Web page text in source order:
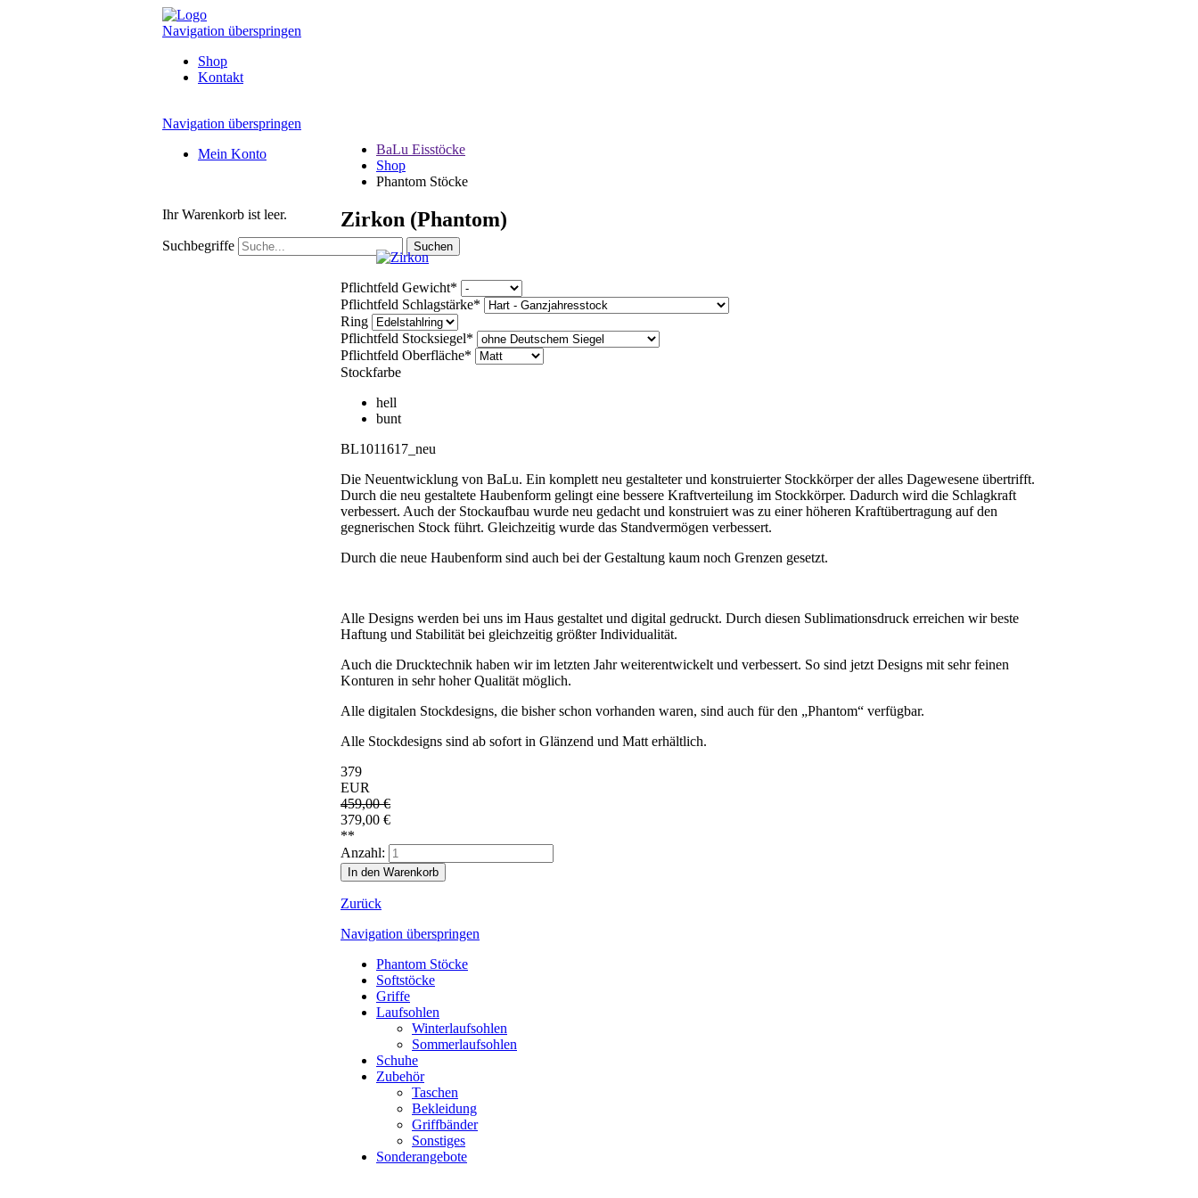
Navigation überspringen
Shop
Kontakt
Navigation überspringen
Mein Konto
Ihr Warenkorb ist leer.
Suchbegriffe
BaLu Eisstöcke
Shop
Phantom Stöcke
Zirkon (Phantom)
Pflichtfeld Gewicht*
Pflichtfeld Schlagstärke*
Ring
Pflichtfeld Stocksiegel*
Pflichtfeld Oberfläche*
Stockfarbe
hell
bunt
BL1011617_neu
Die Neuentwicklung von BaLu. Ein komplett neu gestalteter und konstruierter Stockkörper der alles Dagewesene übertrifft.
Durch die neu gestaltete Haubenform gelingt eine bessere Kraftverteilung im Stockkörper. Dadurch wird die Schlagkraft
verbessert. Auch der Stockaufbau wurde neu gedacht und konstruiert was zu einer höheren Kraftübertragung auf den
gegnerischen Stock führt. Gleichzeitig wurde das Standvermögen verbessert.
Durch die neue Haubenform sind auch bei der Gestaltung kaum noch Grenzen gesetzt.
Alle Designs werden bei uns im Haus gestaltet und digital gedruckt. Durch diesen Sublimationsdruck erreichen wir beste
Haftung und Stabilität bei gleichzeitig größter Individualität.
Auch die Drucktechnik haben wir im letzten Jahr weiterentwickelt und verbessert. So sind jetzt Designs mit sehr feinen
Konturen in sehr hoher Qualität möglich.
Alle digitalen Stockdesigns, die bisher schon vorhanden waren, sind auch für den „Phantom“ verfügbar.
Alle Stockdesigns sind ab sofort in Glänzend und Matt erhältlich.
379
EUR
459,00€
379,00 €
**
Anzahl:
Zurück
Navigation überspringen
Phantom Stöcke
Softstöcke
Griffe
Laufsohlen
Winterlaufsohlen
Sommerlaufsohlen
Schuhe
Zubehör
Taschen
Bekleidung
Griffbänder
Sonstiges
Sonderangebote